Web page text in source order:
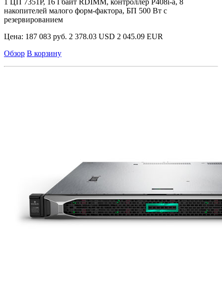
1 ЦП 7351P, 16 Гбайт RDIMM, контроллер P408i-a, 8
накопителей малого форм-фактора, БП 500 Вт с
резервированием
Цена: 187 083 руб. 2 378.03 USD 2 045.09 EUR
Обзор В корзину